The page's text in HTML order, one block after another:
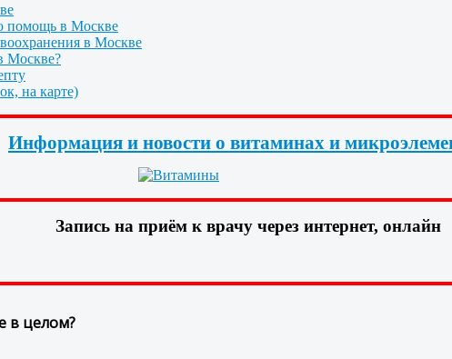
помощь в Москве
в Москве
Москве?
на карте)
Информация и новости о витаминах и
Запись на приём к врачу через интернет, онлайн
в целом?